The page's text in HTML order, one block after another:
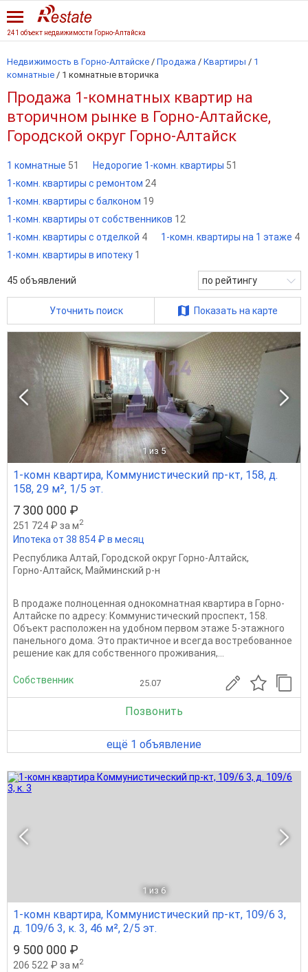
241 объект недвижимости Горно-Алтайска
Недвижимость в Горно-Алтайске / Продажа / Квартиры / 1
комнатные / 1 комнатные вторичка
Продажа 1-комнатных квартир на
вторичном рынке в Горно-Алтайске,
Городской округ Горно-Алтайск
1 комнатные 51 Недорогие 1-комн. квартиры 51
1-комн. квартиры с ремонтом 24
1-комн. квартиры с балконом 19
1-комн. квартиры от собственников 12
1-комн. квартиры с отделкой 4 1-комн. квартиры на 1 этаже 4
1-комн. квартиры в ипотеку 1
45 объявлений по рейтингу
Уточнить поиск Показать на карте
1 из 5
1-комн квартира, Коммунистический пр-кт, 158, д.
158, 29 м², 1/5 эт.
7 300 000 ₽
251 724 ₽ за м2
Ипотека от 38 854 ₽ в месяц
Республика Алтай, Городской округ Горно-Алтайск,
Горно-Алтайск, Майминский р-н
В продаже полноценная однокомнатная квартира в Горно-
Алтайске по адресу: Коммунистический проспект, 158.
Объект расположен на удобном первом этаже 5-этажного
панельного дома. Это практичное и всегда востребованное
решение как для собственного проживания,...
Собственник 25.07
Позвонить
ещё 1 объявление
1 из 6
1-комн квартира, Коммунистический пр-кт, 109/6 3,
д. 109/6 3, к. 3, 46 м², 2/5 эт.
9 500 000 ₽
206 522 ₽ за м2